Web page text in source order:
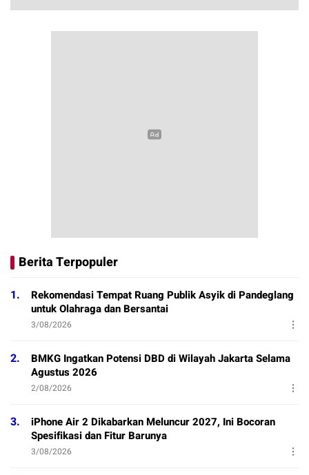
Berita Terpopuler
1.
Rekomendasi Tempat Ruang Publik Asyik di Pandeglang
untuk Olahraga dan Bersantai
3/08/2026
2.
BMKG Ingatkan Potensi DBD di Wilayah Jakarta Selama
Agustus 2026
2/08/2026
3.
iPhone Air 2 Dikabarkan Meluncur 2027, Ini Bocoran
Spesifikasi dan Fitur Barunya
3/08/2026